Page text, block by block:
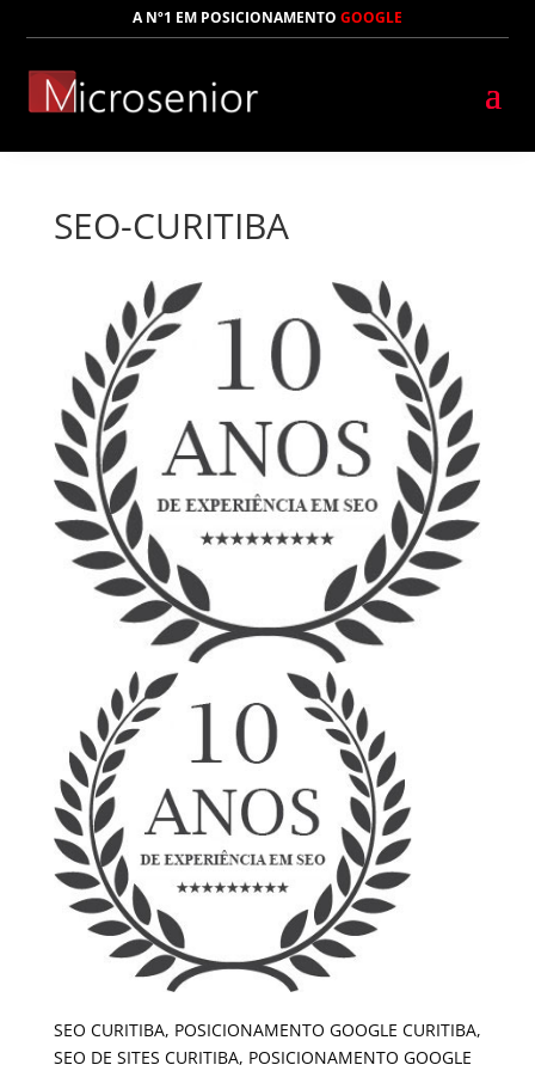
A Nº1 EM POSICIONAMENTO GOOGLE
SEO-CURITIBA
SEO CURITIBA, POSICIONAMENTO GOOGLE CURITIBA,
SEO DE SITES CURITIBA, POSICIONAMENTO GOOGLE